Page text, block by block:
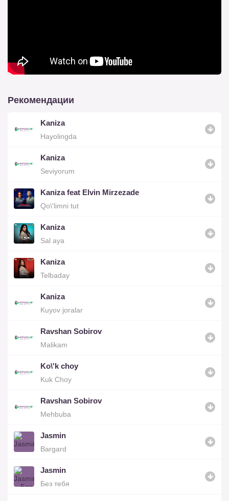
Рекомендации
Kaniza
Hayolingda
Kaniza
Seviyorum
Kaniza feat Elvin Mirzezade
Qo\'limni tut
Kaniza
Sal aya
Kaniza
Telbaday
Kaniza
Kuyov joralar
Ravshan Sobirov
Malikam
Ko\'k choy
Kuk Choy
Ravshan Sobirov
Mehbuba
Jasmin
Bargard
Jasmin
Без тебя